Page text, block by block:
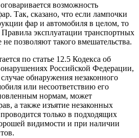
возможность
Так, сказано, что если лампочки
фар и автомобиля в целом, то
эксплуатации транспортных
не позволяют такого вмешательства.
по статье 12.5 Кодекса об
Российской Федерации,
обнаружения незаконного
или несоответствию его
нормам, может
а также изъятие незаконных
только в подходящих
видимости и при наличии